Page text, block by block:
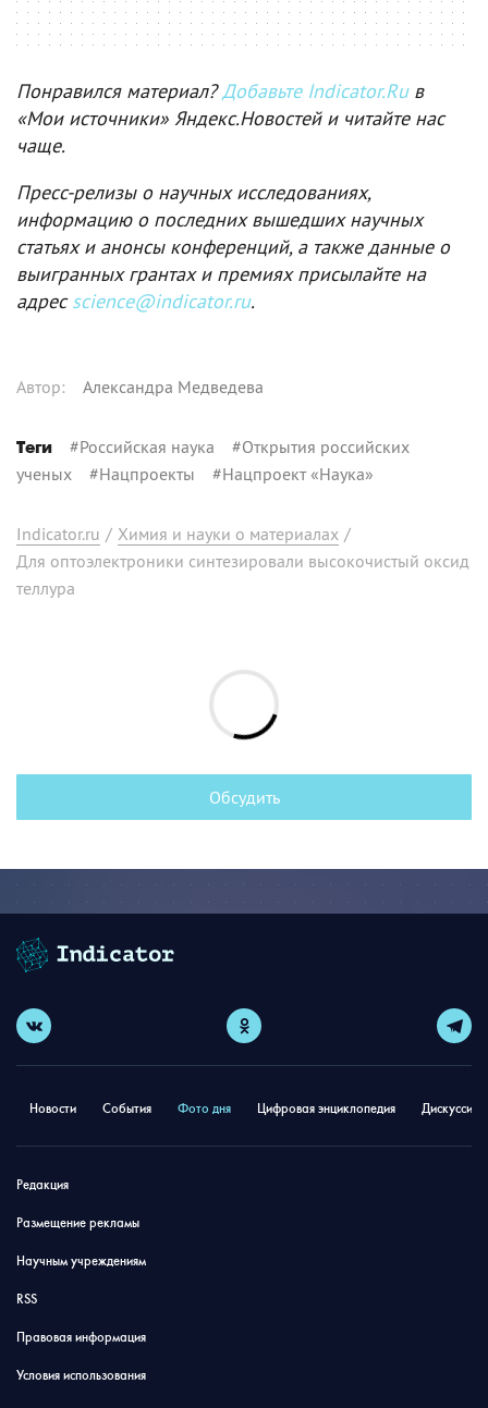
Понравился материал?Добавьте Indicator.Ruв
«Мои источники» Яндекс.Новостей и читайте нас
чаще.
Пресс-релизы о научных исследованиях,
информацию о последних вышедших научных
статьях и анонсы конференций, а также данные о
выигранных грантах и премиях присылайте на
адресscience@indicator.ru.
Автор: Александра Медведева
Теги #Российская наука #Открытия российских
ученых #Нацпроекты #Нацпроект «Наука»
Indicator.ru / Химия и науки о материалах /
Для оптоэлектроники синтезировали высокочистый оксид
теллура
Обсудить
Новости События Фото дня Цифровая энциклопедия
Редакция
Размещение рекламы
Научным учреждениям
RSS
Правовая информация
Условия использования